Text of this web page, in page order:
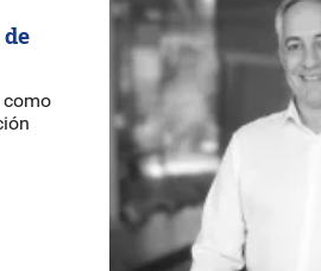
como